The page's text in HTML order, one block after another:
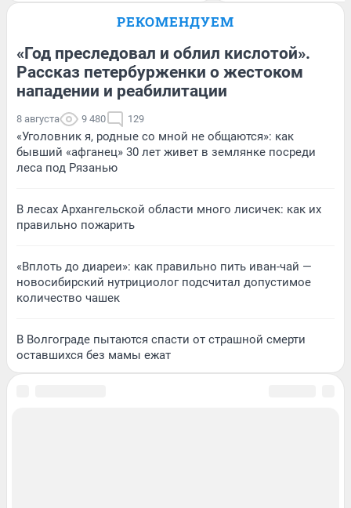
РЕКОМЕНДУЕМ
«Год преследовал и облил кислотой».
Рассказ петербурженки о жестоком
нападении и реабилитации
8 августа 9 480 129
«Уголовник я, родные со мной не общаются»: как
бывший «афганец» 30 лет живет в землянке посреди
леса под Рязанью
В лесах Архангельской области много лисичек: как их
правильно пожарить
«Вплоть до диареи»: как правильно пить иван-чай —
новосибирский нутрициолог подсчитал допустимое
количество чашек
В Волгограде пытаются спасти от страшной смерти
оставшихся без мамы ежат